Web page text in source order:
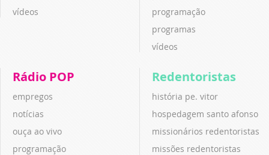
vídeos
programação
programas
vídeos
Rádio POP
empregos
notícias
ouça ao vivo
programação
Redentoristas
história pe. vitor
hospedagem santo afonso
missionários redentoristas
missões redentoristas